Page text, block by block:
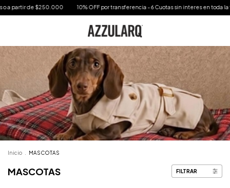
10% OFF por transferencia - 6 Cuotas sin interes en toda la tienda - Envío bonificado
Inicio MASCOTAS
MASCOTAS FILTRAR